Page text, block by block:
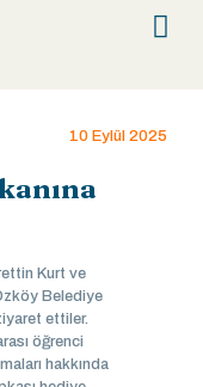
10 Eylül 2025
Kurt ve
Belediye
ettiler.
öğrenci
hakkında